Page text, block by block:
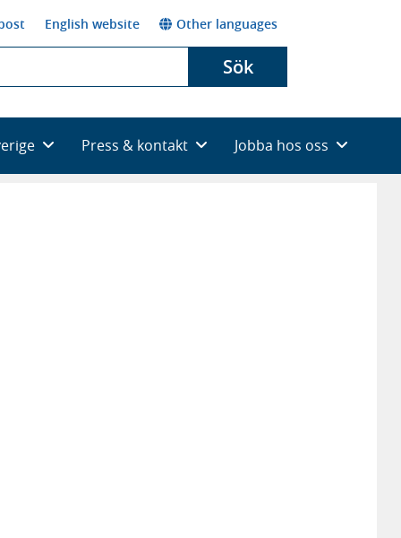
English website Other languages
Sök
Press & kontakt Jobba hos oss